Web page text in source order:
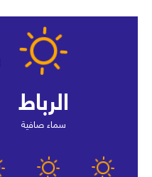
الرباط
سماء صافية